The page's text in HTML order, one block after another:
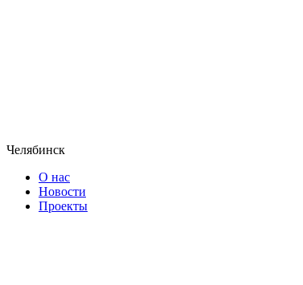
Челябинск
О нас
Новости
Проекты